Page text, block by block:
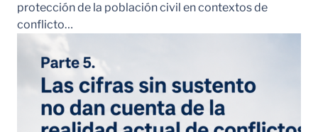
protección de la población civil en contextos de
conflicto…